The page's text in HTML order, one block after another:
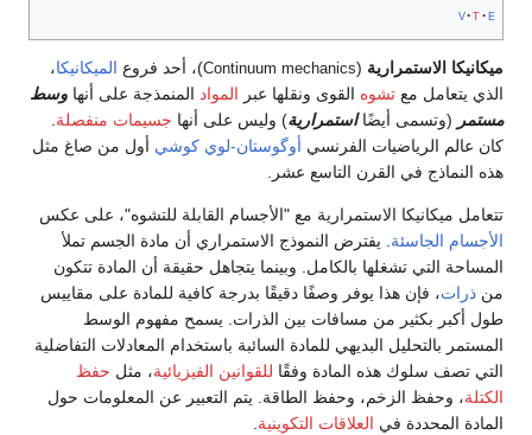
Continuum mechanics)، أحد فروعالميكانيكا،
القوى ونقلها عبرالموادالمنمذجة على أنهاوسط
استمرارية) وليس على أنهاجسيمات منفصلة .
الفرنسيأوگوستان-لوي كوشي أول من صاغ مثل
التاسع عشر.
مع "الأجسام القابلة للتشوه"، على عكس
النموذج الاستمراري أن مادة الجسم تملأ
بالكامل. وبينما يتجاهل حقيقة أن المادة تتكون
يوفر وصفًا دقيقًا بدرجة كافية للمادة على مقاييس
مسافات بين الذرات. يسمح مفهوم الوسط
للمادة السائبة باستخدام المعادلات التفاضلية
المادة وفقًاللقوانين الفيزيائية ، مثلحفظ
وحفظ الطاقة. يتم التعبير عن المعلومات حول
العلاقات التكوينية.